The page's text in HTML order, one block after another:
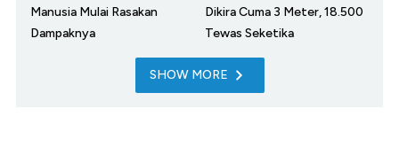
Manusia Mulai Rasakan
Dampaknya
Dikira Cuma 3 Meter, 18.500
Tewas Seketika
SHOW MORE